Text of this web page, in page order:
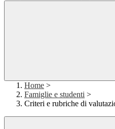
Home >
Famiglie e studenti >
Criteri e rubriche di